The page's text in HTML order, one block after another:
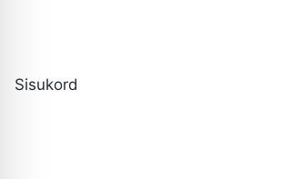
Sisukord